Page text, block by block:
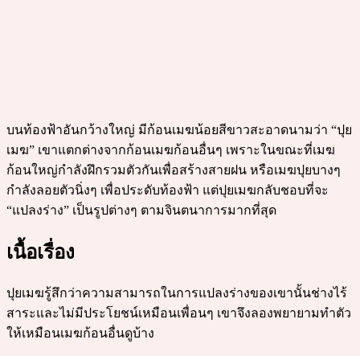
บนท้องฟ้าอันกว้างใหญ่ มีก้อนเมฆน้อยสีขาวสะอาดนามว่า “ปุย
เมฆ” เขาแตกต่างจากก้อนเมฆก้อนอื่นๆ เพราะในขณะที่เมฆ
ก้อนใหญ่กำลังฝึกรวมตัวกันเพื่อสร้างสายฝน หรือเมฆปุยบางๆ
กำลังลอยตัวนิ่งๆ เพื่อประดับท้องฟ้า แต่ปุยเมฆกลับชอบที่จะ
“แปลงร่าง” เป็นรูปต่างๆ ตามจินตนาการมากที่สุด
เนื้อเรื่อง
ปุยเมฆรู้สึกว่าความสามารถในการแปลงร่างของเขานั้นช่างไร้
สาระและไม่มีประโยชน์เหมือนเพื่อนๆ เขาจึงลองพยายามทำตัว
ให้เหมือนเมฆก้อนอื่นดูบ้าง